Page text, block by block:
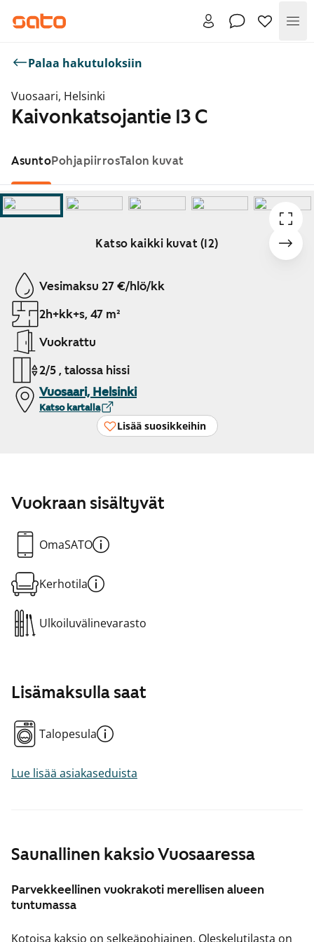
Palaa hakutuloksiin
Vuosaari, Helsinki
Kaivonkatsojantie 13 C
AsuntoPohjapiirrosTalon kuvat
Katso kaikki kuvat (12)
Näytetään dia 1 / 12
Vesimaksu 27 €/hlö/kk
2h+kk+s, 47 m²
Vuokrattu
2/5 , talossa hissi
Vuosaari, Helsinki
Katso kartalla
Lisää suosikkeihin
Saunallinen kaksio Vuosaaressa
Parvekkeellinen vuokrakoti merellisen alueen
tuntumassa
Kotoisa kaksio on selkeäpohjainen. Oleskelutilasta on
Vuokraan sisältyvät
OmaSATO
Kerhotila
Ulkoiluvälinevarasto
Lisämaksulla saat
Talopesula
Lue lisää asiakaseduista